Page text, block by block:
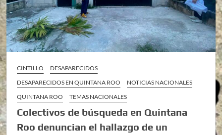
CINTILLO
DESAPARECIDOS
DESAPARECIDOS EN QUINTANA ROO
NOTICIAS NACIONALES
QUINTANA ROO
TEMAS NACIONALES
Colectivos de búsqueda en Quintana
Roo denuncian el hallazgo de un